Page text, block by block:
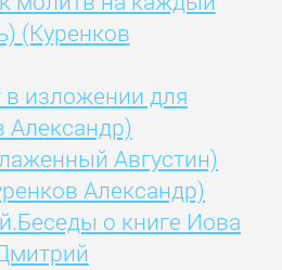
(Куренков
изложении для
Александр)
Августин)
Александр)
о книге Иова